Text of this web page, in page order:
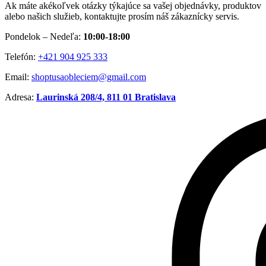
Ak máte akékoľvek otázky týkajúce sa vašej objednávky, produktov
alebo našich služieb, kontaktujte prosím náš zákaznícky servis.
Pondelok – Nedeľa: 10:00-18:00
Telefón: +421 904 925 333
Email: shoptusaobleciem@gmail.com
Adresa: Laurinská 208/4, 811 01 Bratislava